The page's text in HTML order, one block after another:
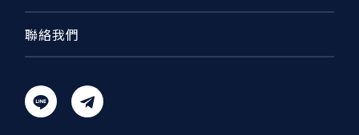
聯絡我們